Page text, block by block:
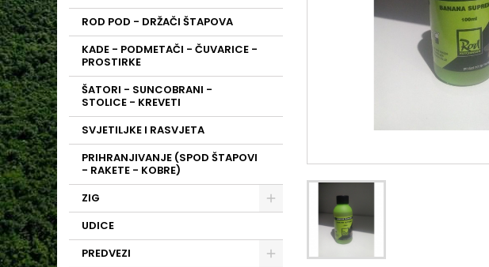
ROD POD - DRŽAČI ŠTAPOVA
KADE - PODMETAČI - ČUVARICE -
PROSTIRKE
ŠATORI - SUNCOBRANI -
STOLICE - KREVETI
SVJETILJKE I RASVJETA
PRIHRANJIVANJE (SPOD ŠTAPOVI
- RAKETE - KOBRE)
ZIG
UDICE
PREDVEZI